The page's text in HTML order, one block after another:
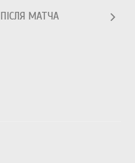
ПІСЛЯ МАТЧА